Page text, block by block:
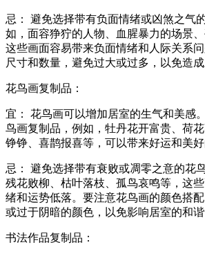
忌： 避免选择带有负面情绪或凶煞之气
如，面容狰狞的人物、血腥暴力的场景
这些画面容易带来负面情绪和人际关系
尺寸和数量，避免过大或过多，以免造成
花鸟画复制品：
宜： 花鸟画可以增加居室的生气和美感
鸟画复制品，例如，牡丹花开富贵、荷
铮铮、喜鹊报喜等，可以带来好运和美好
忌： 避免选择带有衰败或凋零之意的花
残花败柳、枯叶落枝、孤鸟哀鸣等，这
绪和运势低落。要注意花鸟画的颜色搭
或过于阴暗的颜色，以免影响居室的和谐
书法作品复制品：